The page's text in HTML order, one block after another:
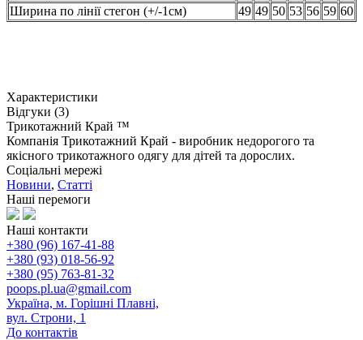
Ширина по лінії стегон (+/-1см)
49 49 50 53 56 59 60
Характеристики
Відгуки (3)
Трикотажний Край ™
Компанія Трикотажний Край - виробник недорогого та
якісного трикотажного одягу для дітей та дорослих.
Соціальні мережі
Новини, Статті
Наші перемоги
Наші контакти
+380 (96) 167-41-88
+380 (93) 018-56-92
+380 (95) 763-81-32
poops.pl.ua@gmail.com
Україна, м. Горішні Плавні,
вул. Строни, 1
До контактів